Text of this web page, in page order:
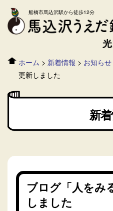
船橋市馬込沢駅から徒歩12分
ホーム > 新着情報 > お知らせ
更新しました
新
ブログ「人をみ
しました